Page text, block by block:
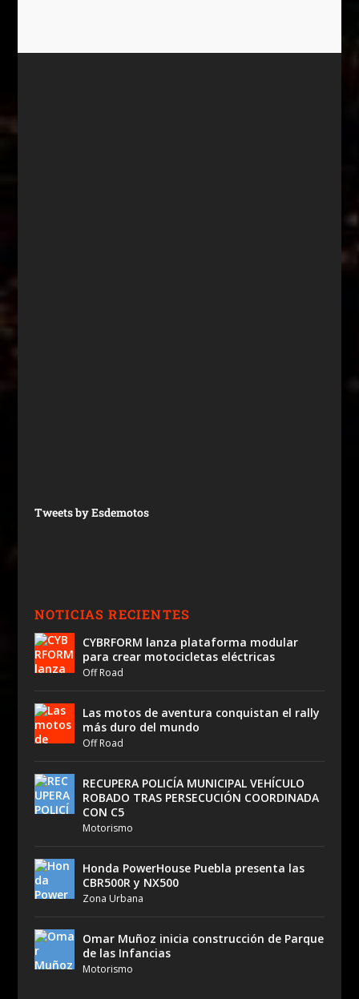
Tweets by Esdemotos
NOTICIAS RECIENTES
CYBRFORM lanza plataforma modular
para crear motocicletas eléctricas
Off Road
Las motos de aventura conquistan el rally
más duro del mundo
Off Road
RECUPERA POLICÍA MUNICIPAL VEHÍCULO
ROBADO TRAS PERSECUCIÓN COORDINADA
CON C5
Motorismo
Honda PowerHouse Puebla presenta las
CBR500R y NX500
Zona Urbana
Omar Muñoz inicia construcción de Parque
de las Infancias
Motorismo